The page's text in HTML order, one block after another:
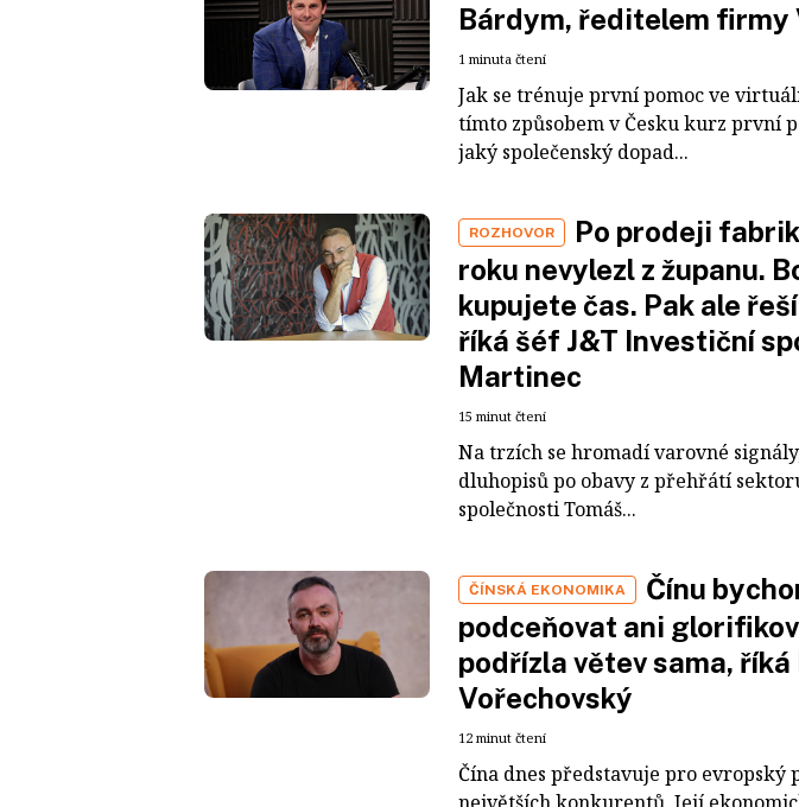
Bárdym, ředitelem firmy
1 minuta čtení
Jak se trénuje první pomoc ve
tímto způsobem v Česku kurz první
jaký společenský dopad...
ROZHOVOR
Po prodeji
roku nevylezl z županu.
kupujete čas. Pak ale
říká šéf J&T Investiční
Martinec
15 minut čtení
Na trzích se hromadí varovné
dluhopisů po obavy z přehřátí
společnosti Tomáš...
ČÍNSKÁ EKONOMIKA
Čínu
podceňovat ani
podřízla větev sama, říká
Vořechovský
12 minut čtení
Čína dnes představuje pro evropský
největších konkurentů. Její